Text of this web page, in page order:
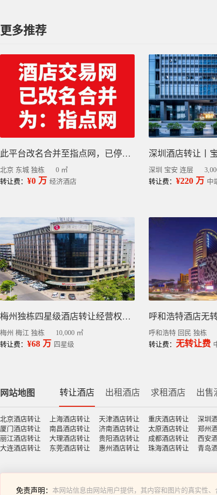
更多推荐
此平台改名合并至指点网，已停止更新，请到指点网小程序查看或发布信息
北京 东城 独栋
0 ㎡
转让费： ¥0 万 经济酒店
深圳 宝安 连层
转让费： ¥220 万 中
梅州独栋四星级酒店转让经营权丨梅江区中心区130间客房
梅州 梅江 独栋
10,000 ㎡
转让费： ¥68 万 四星级
呼和浩特 回民 独栋
转让费： 无转让费
网站地图 转让酒店 出租酒店 求租酒店 出售
北京酒店转让 上海酒店转让 天津酒店转让 重庆酒店转让
深圳
厦门酒店转让
南昌酒店转让 济南酒店转让 太原酒店转让
郑州
丽江酒店转让
大理酒店转让 贵阳酒店转让 成都酒店转让
西安
大连酒店转让
东莞酒店转让 惠州酒店转让 珠海酒店转让 青岛
免责声明： 本网站信息由网站用户提供，其内容和图片的真实性